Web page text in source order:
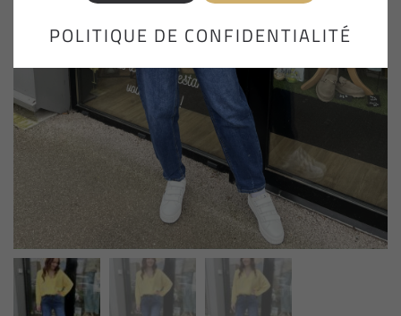
POLITIQUE DE CONFIDENTIALITÉ